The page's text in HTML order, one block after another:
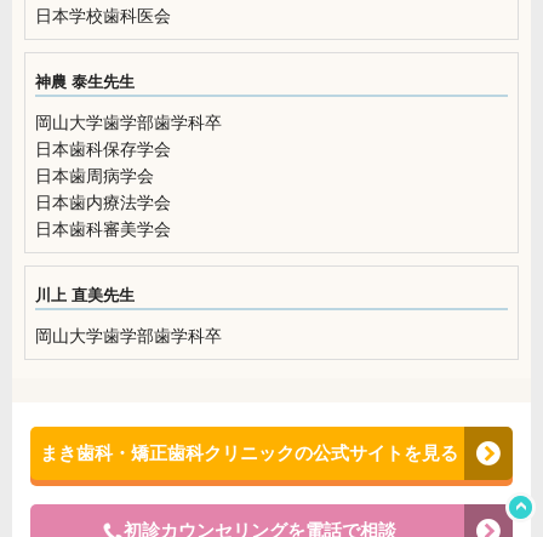
日本学校歯科医会
神農 泰生先生
岡山大学歯学部歯学科卒
日本歯科保存学会
日本歯周病学会
日本歯内療法学会
日本歯科審美学会
川上 直美先生
岡山大学歯学部歯学科卒
まき歯科・矯正歯科クリニックの公式サイトを見る
初診カウンセリングを電話で相談